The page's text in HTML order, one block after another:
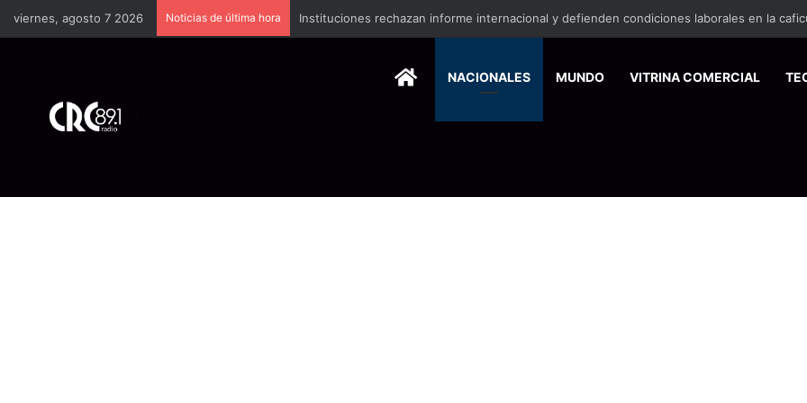
viernes, agosto 7 2026 Noticias de última hora
HOMENACIONALES MUNDO VITRINA COMERCIAL